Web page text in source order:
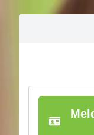
Ga naar inhoud